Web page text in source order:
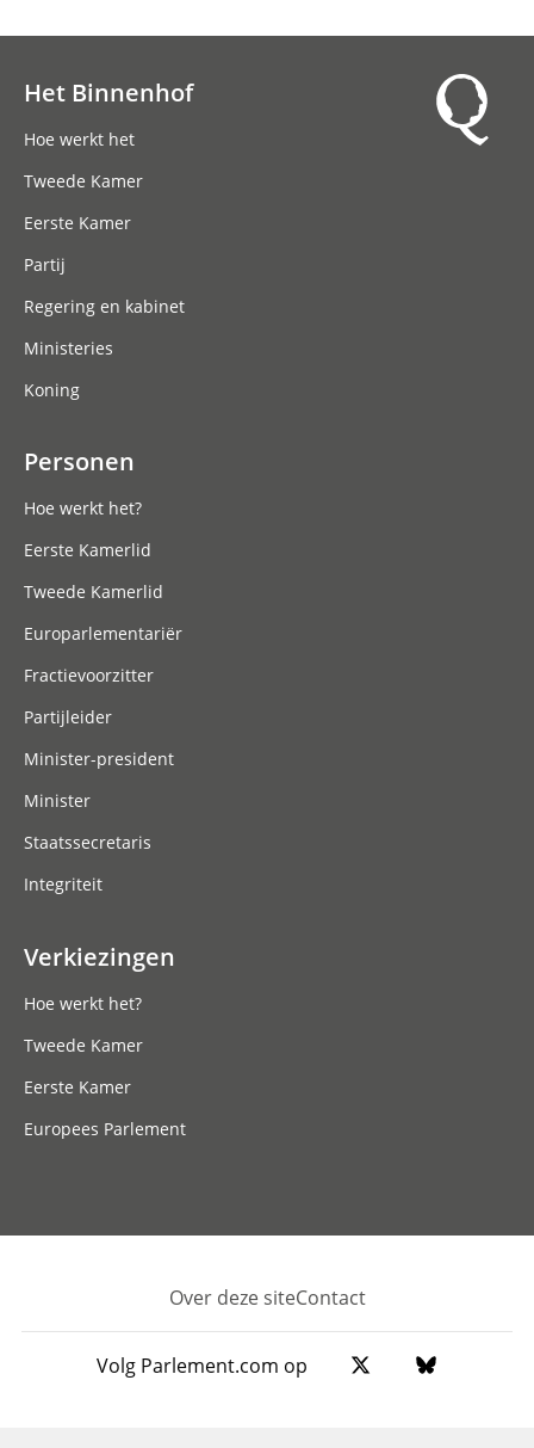
Het Binnenhof
Hoe werkt het
Tweede Kamer
Eerste Kamer
Partij
Regering en kabinet
Ministeries
Koning
Personen
Hoe werkt het?
Eerste Kamerlid
Tweede Kamerlid
Europarlementariër
Fractievoorzitter
Partijleider
Minister-president
Minister
Staatssecretaris
Integriteit
Verkiezingen
Hoe werkt het?
Tweede Kamer
Eerste Kamer
Europees Parlement
Footer
Over deze siteContact
Volg Parlement.com op